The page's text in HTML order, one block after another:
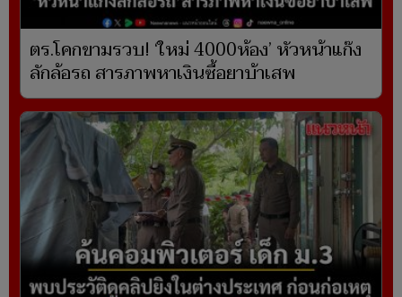
ตร.โคกขามรวบ! ‘ใหม่ 4000ห้อง’ หัวหน้าแก๊ง
ลักล้อรถ สารภาพหาเงินซื้อยาบ้าเสพ